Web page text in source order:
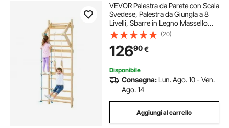
VEVOR Palestra da Parete con Scala
Svedese, Palestra da Giungla a 8
Livelli, Sbarre in Legno Massello
con Carico di 220 LB, Set da
Arrampicata con Anelli, Barra per
Trazioni, Scala da Parete
(20)
12690€
Disponibile
Consegna: Lun. Ago. 10 - Ven.
Ago. 14
Aggiungi al carrello